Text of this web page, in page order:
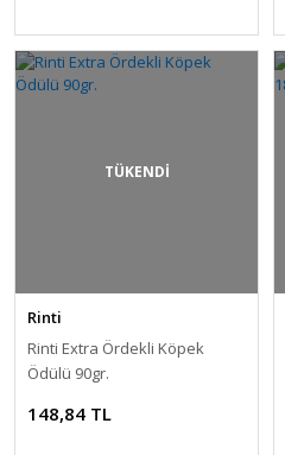
TÜKENDİ
Rinti
Rinti Extra Ördekli Köpek
Ödülü 90gr.
148,84 TL